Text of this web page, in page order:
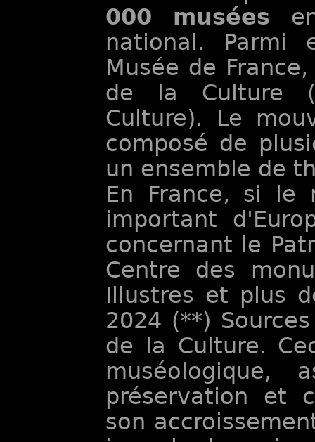
000 musées
national.
Musée de
de la Culture
Culture). Le
composé de
un ensemble de
En France, si le
important
concernant le
Centre des
Illustres et plus
2024 (**)
de la Culture.
préservation et
son